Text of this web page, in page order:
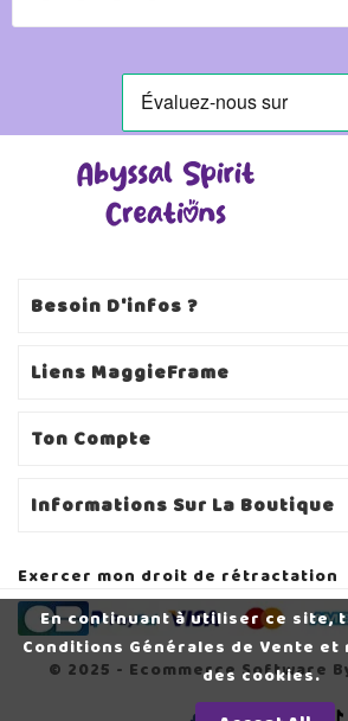
En continuant à utiliser ce site,
Conditions Générales de Vente
des cookies.
CHAUSSETTES BRODÉES
HAMSTER - TAILLE UNIQUE
Besoin D'infos ?
Liens MaggieFrame
Ton Compte
Informations Sur La Boutique
Exercer mon droit de rétractation
© 2025 - Ecommerce Software